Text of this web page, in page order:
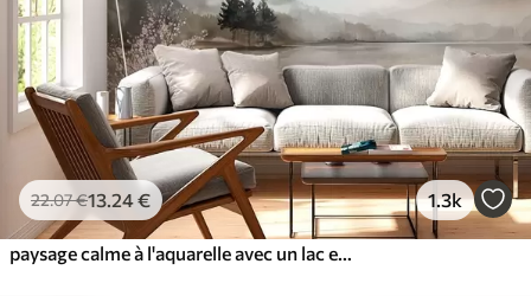
22.07€13 .24€ 1.3k